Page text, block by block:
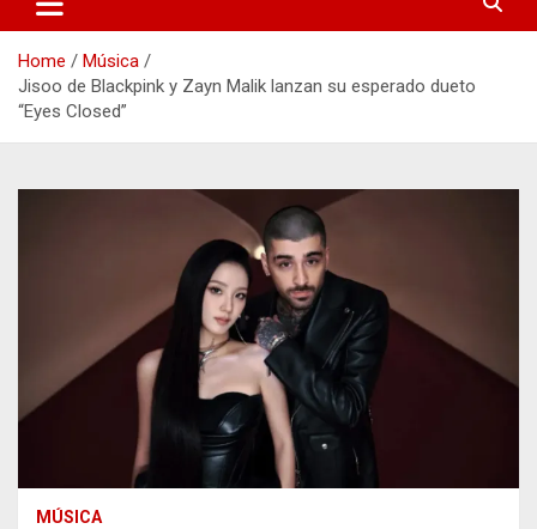
Home
Música
Jisoo de Blackpink y Zayn Malik lanzan su esperado dueto
“Eyes Closed”
MÚSICA